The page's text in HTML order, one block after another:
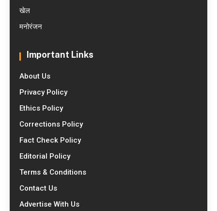
खेल
मनोरंजन
Important Links
About Us
Privacy Policy
Ethics Policy
Corrections Policy
Fact Check Policy
Editorial Policy
Terms & Conditions
Contact Us
Advertise With Us